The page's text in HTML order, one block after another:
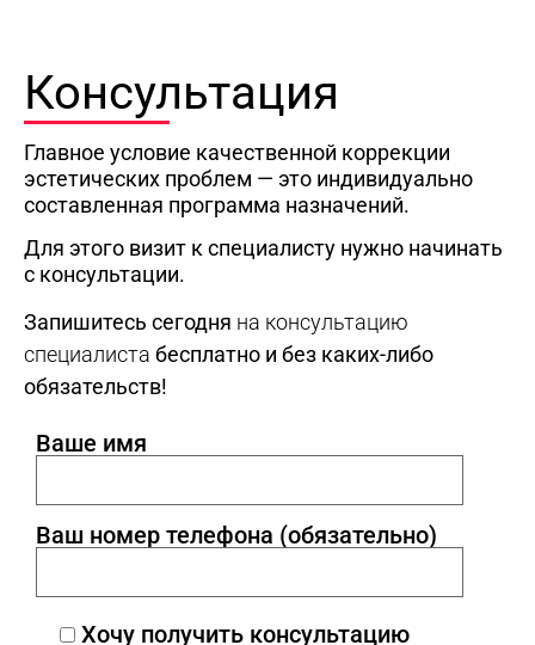
Консультация
Главное условие качественной коррекции
эстетических проблем — это индивидуально
составленная программа назначений.
Для этого визит к специалисту нужно начинать
с консультации.
Запишитесь сегодня на консультацию
специалиста бесплатно и без каких-либо
обязательств!
Ваше имя
Ваш номер телефона (обязательно)
Хочу получить консультацию